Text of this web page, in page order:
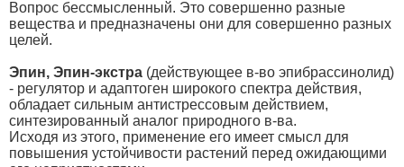
Вопрос бессмысленный. Это совершенно разные
вещества и предназначены они для совершенно разных
целей.
Эпин, Эпин-экстра (действующее в-во эпибрассинолид)
- регулятор и адаптоген широкого спектра действия,
обладает сильным антистрессовым действием,
синтезированный аналог природного в-ва.
Исходя из этого, применение его имеет смысл для
повышения устойчивости растений перед ожидающими